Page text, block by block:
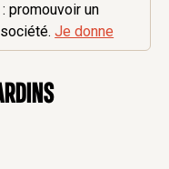
promouvoir un
société.Je donne